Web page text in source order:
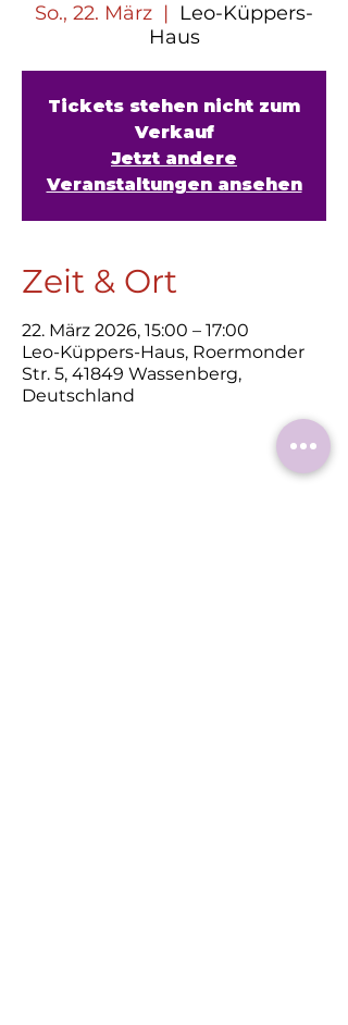
So., 22. März
  |
Leo-Küppers-
Haus
Tickets stehen nicht zum
Verkauf
Jetzt andere
Veranstaltungen ansehen
Zeit & Ort
22. März 2026, 15:00 – 17:00
Leo-Küppers-Haus, Roermonder
Str. 5, 41849 Wassenberg,
Deutschland